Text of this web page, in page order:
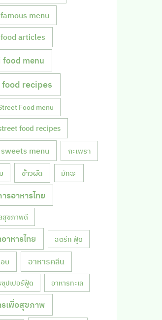
menu
articles
food menu
recipes
Food menu
food recipes
menu กะเพรา
ข้าวผัด มัทฉะ
รอาหารไทย
สุขภาพดี
าหารไทย สตรีท ฟู้ด
บ อาหารคลีน
ซุปเปอร์ฟู้ด อาหารทะเล
รเพื่อสุขภาพ